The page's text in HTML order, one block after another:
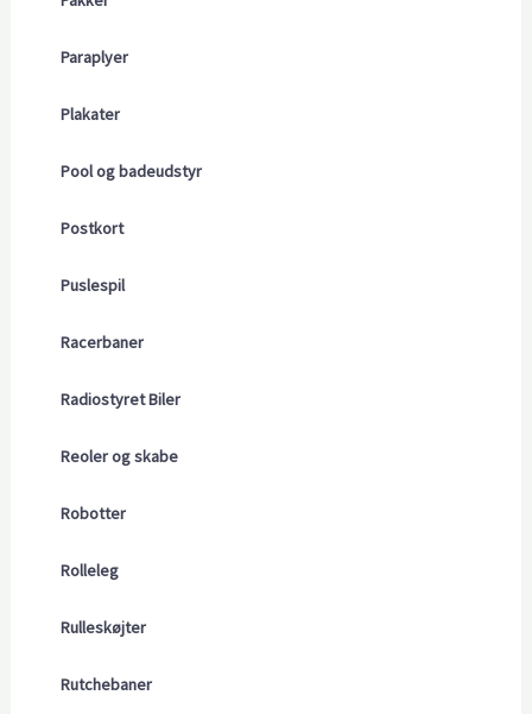
Paraplyer
Plakater
Pool og badeudstyr
Postkort
Puslespil
Racerbaner
Radiostyret Biler
Reoler og skabe
Robotter
Rolleleg
Rulleskøjter
Rutchebaner